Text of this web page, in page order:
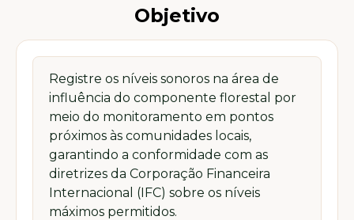
Objetivo
Registre os níveis sonoros na área de
influência do componente florestal por
meio do monitoramento em pontos
próximos às comunidades locais,
garantindo a conformidade com as
diretrizes da Corporação Financeira
Internacional (IFC) sobre os níveis
máximos permitidos.